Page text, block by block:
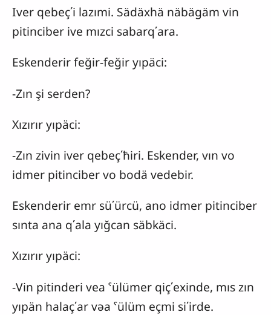
Iver qebeç΄i lazımi. Sädäxhä näbägäm vin
pitinciber ive mızci sabarq΄ara.
Eskenderir feğir-feğir yıpäci:
-Zın şi serden?
Xızırır yıpäci:
-Zın zivin iver qebeç΄ħiri. Eskender, vın vo
idmer pitinciber vo bodä vedebir.
Eskenderir emr sü΄ürcü, ano idmer pitinciber
sınta ana q΄ala yığcan säbkäci.
Xızırır yıpäci:
-Vin pitinderi vea ˁülümer qiç΄exinde, mıs zın
yıpän halaç΄ar vəa ˁülüm eçmi si΄irde.